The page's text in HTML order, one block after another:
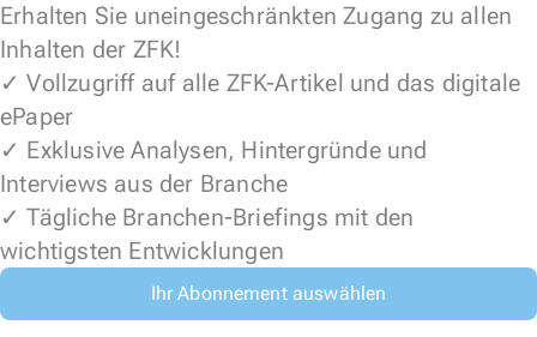
Erhalten Sie uneingeschränkten Zugang zu allen
Inhalten der ZFK!
✓ Vollzugriff auf alle ZFK-Artikel und das digitale
ePaper
✓ Exklusive Analysen, Hintergründe und
Interviews aus der Branche
✓ Tägliche Branchen-Briefings mit den
wichtigsten Entwicklungen
Ihr Abonnement auswählen